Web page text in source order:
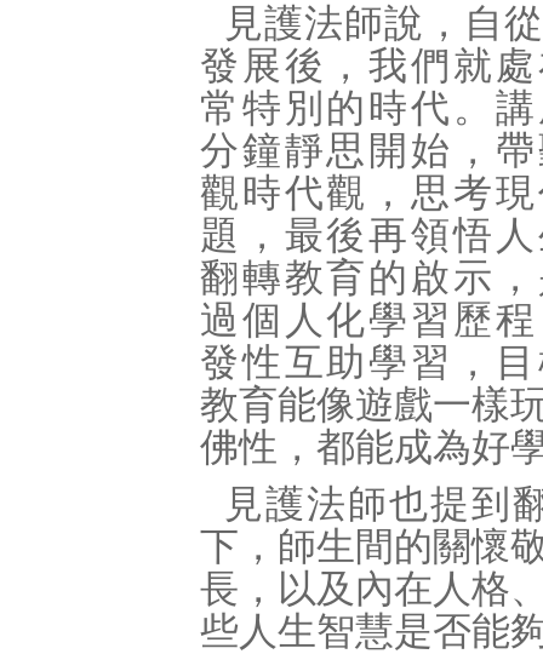
見護法師說，自
發展後，我們就
常特別的時代。
分鐘靜思開始，
觀時代觀，思考
題，最後再領悟
翻轉教育的啟示
過個人化學習歷
發性互助學習，
教育能像遊戲一樣
佛性，都能成為好
見護法師也提到
下，師生間的關懷
長，以及內在人格
些人生智慧是否能